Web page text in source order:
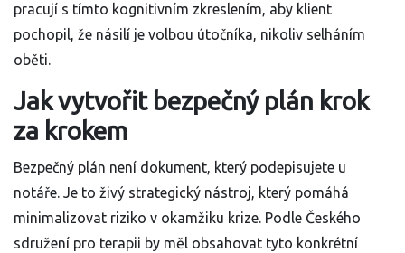
pracují s tímto kognitivním zkreslením, aby klient
pochopil, že násilí je volbou útočníka, nikoliv selháním
oběti.
Jak vytvořit bezpečný plán krok
za krokem
Bezpečný plán není dokument, který podepisujete u
notáře. Je to živý strategický nástroj, který pomáhá
minimalizovat riziko v okamžiku krize. Podle Českého
sdružení pro terapii by měl obsahovat tyto konkrétní